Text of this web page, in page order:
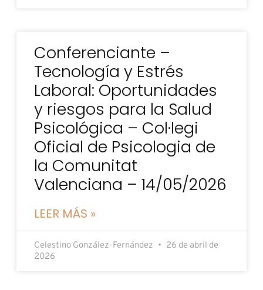
Conferenciante –
Tecnología y Estrés
Laboral: Oportunidades
y riesgos para la Salud
Psicológica – Col·legi
Oficial de Psicologia de
la Comunitat
Valenciana – 14/05/2026
LEER MÁS »
Celestino González-Fernández
26 de abril de
2026